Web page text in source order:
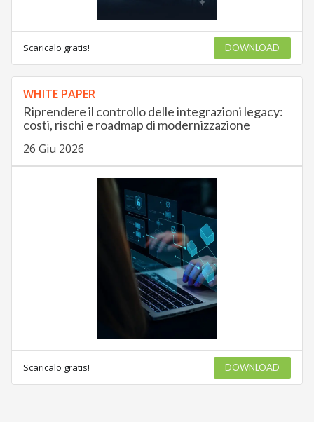
Scaricalo gratis! DOWNLOAD
WHITE PAPER
Riprendere il controllo delle integrazioni legacy:
costi, rischi e roadmap di modernizzazione
26 Giu 2026
Scaricalo gratis! DOWNLOAD